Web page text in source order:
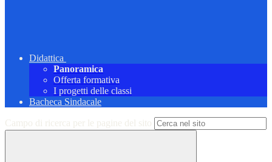
Didattica
Panoramica
Offerta formativa
I progetti delle classi
Bacheca Sindacale
Campo di ricerca per le pagine del sito